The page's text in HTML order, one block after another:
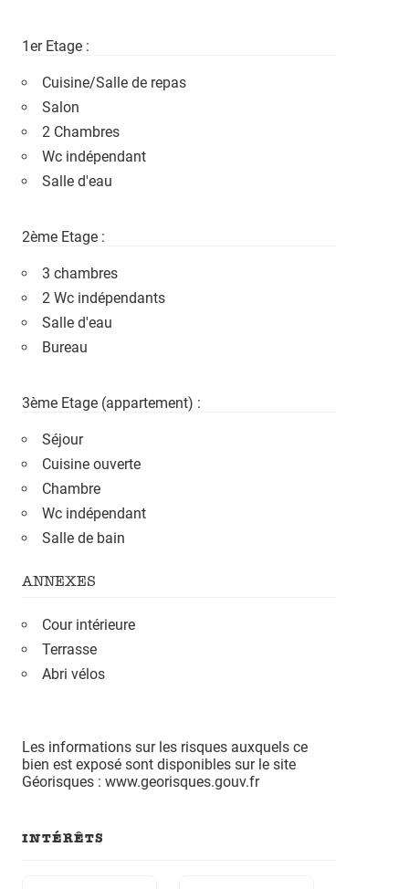
1er Etage :
Cuisine/Salle de repas
Salon
2 Chambres
Wc indépendant
Salle d'eau
2ème Etage :
3 chambres
2 Wc indépendants
Salle d'eau
Bureau
3ème Etage (appartement) :
Séjour
Cuisine ouverte
Chambre
Wc indépendant
Salle de bain
ANNEXES
Cour intérieure
Terrasse
Abri vélos
Les informations sur les risques auxquels ce
bien est exposé sont disponibles sur le site
Géorisques : www.georisques.gouv.fr
INTÉRÊTS